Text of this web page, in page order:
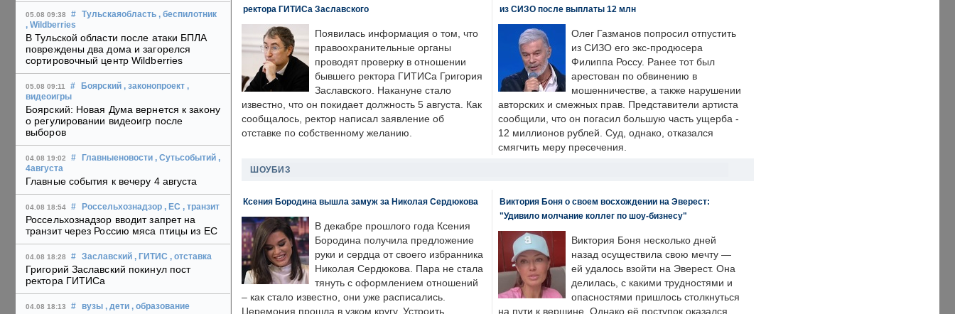
05.08 09:38 # Тульскаяобласть , беспилотник
, Wildberries
В Тульской области после атаки БПЛА
повреждены два дома и загорелся
сортировочный центр Wildberries
05.08 09:11 # Боярский , законопроект ,
видеоигры
Боярский: Новая Дума вернется к закону
о регулировании видеоигр после
выборов
04.08 19:02 # Главныеновости , Сутьсобытий ,
4августа
Главные события к вечеру 4 августа
04.08 18:54 # Россельхознадзор , ЕС , транзит
Россельхознадзор вводит запрет на
транзит через Россию мяса птицы из ЕС
04.08 18:28 # Заславский , ГИТИС , отставка
Григорий Заславский покинул пост
ректора ГИТИСа
04.08 18:13 # вузы , дети , образование
ректора ГИТИСа Заславского
Появилась информация о том, что
правоохранительные органы
проводят проверку в отношении
бывшего ректора ГИТИСа Григория
Заславского. Накануне стало
известно, что он покидает должность 5 августа. Как
сообщалось, ректор написал заявление об
отставке по собственному желанию.
из СИЗО после выплаты 12 млн
Олег Газманов попросил отпустить
из СИЗО его экс-продюсера
Филиппа Россу. Ранее тот был
арестован по обвинению в
мошенничестве, а также нарушении
авторских и смежных прав. Представители артиста
сообщили, что он погасил большую часть ущерба -
12 миллионов рублей. Суд, однако, отказался
смягчить меру пресечения.
ШОУБИЗ
Ксения Бородина вышла замуж за Николая Сердюкова
В декабре прошлого года Ксения
Бородина получила предложение
руки и сердца от своего избранника
Николая Сердюкова. Пара не стала
тянуть с оформлением отношений
– как стало известно, они уже расписались.
Церемония прошла в узком кругу. Устроить
Виктория Боня о своем восхождении на Эверест:
"Удивило молчание коллег по шоу-бизнесу"
Виктория Боня несколько дней
назад осуществила свою мечту —
ей удалось взойти на Эверест. Она
делилась, с какими трудностями и
опасностями пришлось столкнуться
на пути к вершине. Однако её поступок оказался